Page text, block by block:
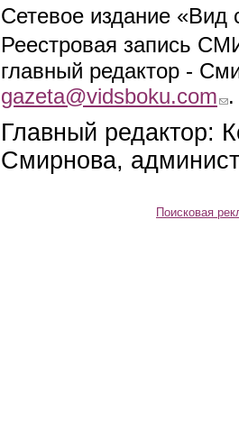
Сетевое издание «Вид
Реестровая запись
главный редактор -
gazeta@vidsboku.com (link
Главный редактор:
Смирнова,
Поисковая